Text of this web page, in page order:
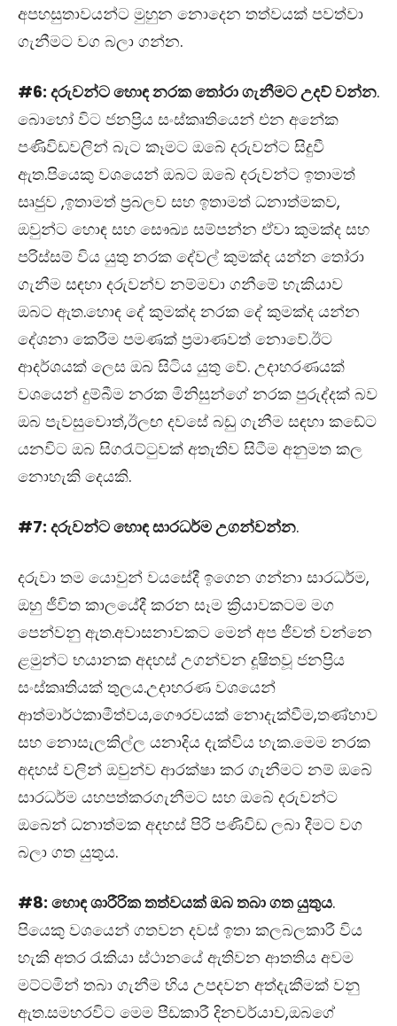
අපහසුතාවයන්ට මුහුන නොදෙන තත්වයක් පවත්වා
ගැනීමට වග බලා ගන්න.
#6: දරුවන්ට හොඳ නරක තෝරා ගැනීමට උදව් වන්න.
බොහෝ විට ජනප්‍රිය සංස්කෘතියෙන් එන අනේක
පණිවිඩවලින් බැට කෑමට ඔබේ දරුවන්ට සිදුවී
ඇත.පියෙකු වශයෙන් ඔබට ඔබේ දරුවන්ට ඉතාමත්
සෘජුව ,ඉතාමත් ප්‍රබලව සහ ඉතාමත් ධනාත්මකව,
ඔවුන්ට හොඳ සහ සෞඛ්‍ය සම්පන්න ඒවා කුමක්ද සහ
පරිස්සම් විය යුතු නරක දේවල් කුමක්ද යන්න තෝරා
ගැනීම සඳහා දරුවන්ව නම්මවා ගනීමේ හැකියාව
ඔබට ඇත.හොඳ දේ කුමක්ද නරක දේ කුමක්ද යන්න
දේශනා කෙරීම පමණක් ප්‍රමාණවත් නොවේ.ඊට
ආදර්ශයක් ලෙස ඔබ සිටිය යුතු වේ. උදාහරණයක්
වශයෙන් දුම්බීම නරක මිනිසුන්ගේ නරක පුරුද්දක් බව
ඔබ පැවසුවොත්,ඊලඟ දවසේ බඩු ගැනීම සඳහා කඩේට
යනවිට ඔබ සිගරැට්ටුවක් අතැතිව සිටීම අනුමත කල
නොහැකි දෙයකි.
#7: දරුවන්ට හොඳ සාරධර්ම උගන්වන්න.
දරුවා තම යොවුන් වයසේදී ඉගෙන ගන්නා සාරධර්ම,
ඔහු ජීවිත කාලයේදී කරන සෑම ක්‍රියාවකටම මග
පෙන්වනු ඇත.අවාසනාවකට මෙන් අප ජීවත් වන්නෙ
ළමුන්ට භයානක අදහස් උගන්වන දූෂිතවූ ජනප්‍රිය
සංස්කෘතියක් තුලය.උදාහරණ වශයෙන්
ආත්මාර්ථකාමීත්වය,ගෞරවයක් නොදැක්වීම,තණ්හාව
සහ නොසැලකිල්ල යනාදිය දැක්විය හැක.මෙම නරක
අදහස් වලින් ඔවුන්ව ආරක්ෂා කර ගැනීමට නම් ඔබේ
සාරධර්ම යහපත්කරගැනීමට සහ ඔබේ දරුවන්ට
ඔබෙන් ධනාත්මක අදහස් පිරි පණිවිඩ ලබා දීමට වග
බලා ගත යුතුය.
#8: හොඳ ශාරීරික තත්වයක් ඔබ තබා ගත යුතුය.
පියෙකු වශයෙන් ගතවන දවස් ඉතා කලබලකාරී විය
හැකි අතර රැකියා ස්ථානයේ ඇතිවන ආතතිය අවම
මට්ටමින් තබා ගැනීම භිය උපදවන අත්දැකීමක් වනු
ඇත.සමහරවිට මෙම පීඩකාරී දිනචර්යාව,ඔබගේ